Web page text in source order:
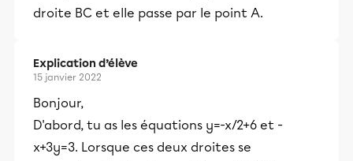
droite BC et elle passe par le point A.
Explication d’élève
15 janvier 2022
Bonjour,
D'abord, tu as les équations y=-x/2+6 et -
x+3y=3. Lorsque ces deux droites se